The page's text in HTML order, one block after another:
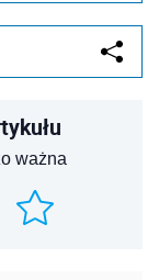
ważna